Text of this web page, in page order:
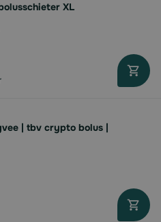
XL
| tbv crypto bolus |